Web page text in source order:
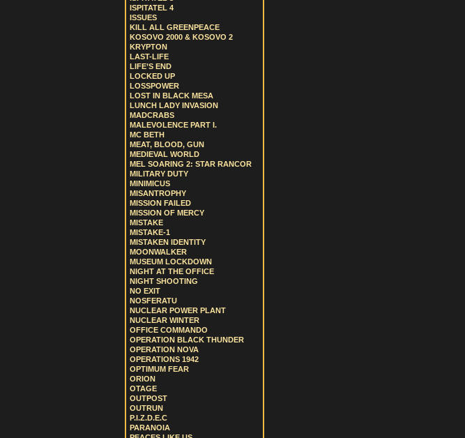
ISPITATEL 4
ISSUES
KILL ALL GREENPEACE
KOSOVO 2000 & KOSOVO 2
KRYPTON
LAST-LIFE
LIFE’S END
LOCKED UP
LOSSPOWER
LOST IN BLACK MESA
LUNCH LADY INVASION
MADCRABS
MALEVOLENCE PART I.
MC BETH
MEAT, BLOOD, GUN
MEDIEVAL WORLD
MEL SOARING 2: STAR RANCOR
MILITARY DUTY
MINIMICUS
MISANTROPHY
MISSION FAILED
MISSION OF MERCY
MISTAKE
MISTAKE-1
MISTAKEN IDENTITY
MOONWALKER
MUSEUM LOCKDOWN
NIGHT AT THE OFFICE
NIGHT SHOOTING
NO EXIT
NOSFERATU
NUCLEAR POWER PLANT
NUCLEAR WINTER
OFFICE COMMANDO
OPERATION BLACK THUNDER
OPERATION NOVA
OPERATIONS 1942
OPTIMUM FEAR
ORION
OTAGE
OUTPOST
OUTRUN
P.I.Z.D.E.C
PARANOIA